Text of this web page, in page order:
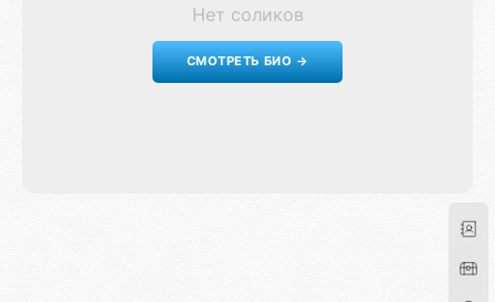
Нет соликов
СМОТРЕТЬ БИО →